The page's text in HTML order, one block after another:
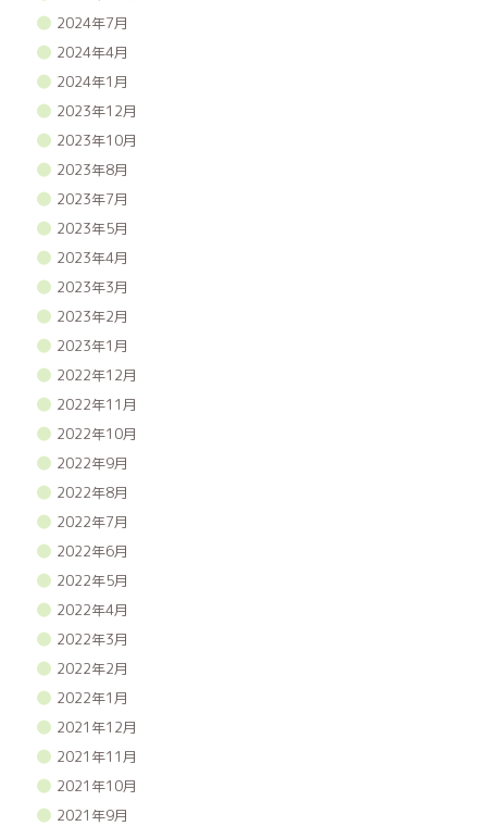
2024年7月
2024年4月
2024年1月
2023年12月
2023年10月
2023年8月
2023年7月
2023年5月
2023年4月
2023年3月
2023年2月
2023年1月
2022年12月
2022年11月
2022年10月
2022年9月
2022年8月
2022年7月
2022年6月
2022年5月
2022年4月
2022年3月
2022年2月
2022年1月
2021年12月
2021年11月
2021年10月
2021年9月